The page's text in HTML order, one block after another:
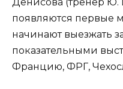
появляются первые
начинают выезжать
показательными
Францию, ФРГ,